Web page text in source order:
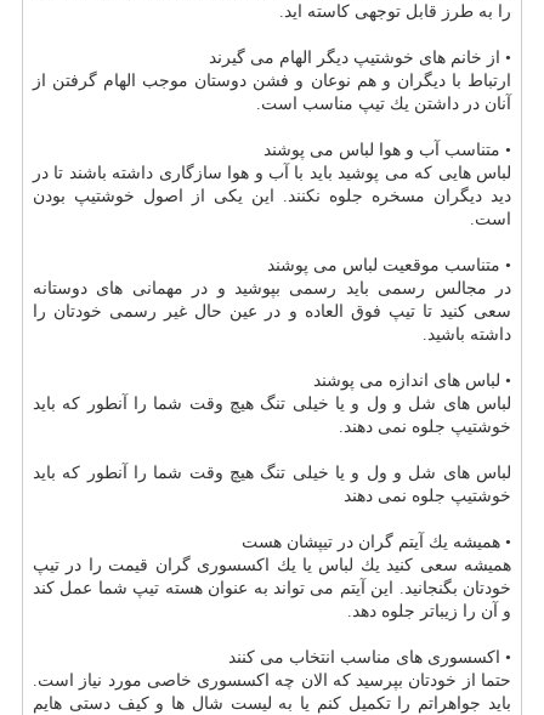
را به طرز قابل توجهی كاسته اید.
• از خانم های خوشتیپ دیگر الهام می گیرند
ارتباط با دیگران و هم نوعان و فشن دوستان موجب الهام گرفتن از
آنان در داشتن یك تیپ مناسب است.
• متناسب آب و هوا لباس می پوشند
لباس هایی كه می پوشید باید با آب و هوا سازگاری داشته باشند تا در
دید دیگران مسخره جلوه نكنند. این یكی از اصول خوشتیپ بودن
است.
• متناسب موقعیت لباس می پوشند
در مجالس رسمی باید رسمی بپوشید و در مهمانی های دوستانه
سعی كنید تا تیپ فوق العاده و در عین حال غیر رسمی خودتان را
داشته باشید.
• لباس های اندازه می پوشند
لباس های شل و ول و یا خیلی تنگ هیچ وقت شما را آنطور كه باید
خوشتیپ جلوه نمی دهند.
لباس های شل و ول و یا خیلی تنگ هیچ وقت شما را آنطور كه باید
خوشتیپ جلوه نمی دهند
• همیشه یك آیتم گران در تیپشان هست
همیشه سعی كنید یك لباس یا یك اكسسوری گران قیمت را در تیپ
خودتان بگنجانید. این آیتم می تواند به عنوان هسته تیپ شما عمل كند
و آن را زیباتر جلوه دهد.
• اكسسوری های مناسب انتخاب می كنند
حتما از خودتان بپرسید كه الان چه اكسسوری خاصی مورد نیاز است.
باید جواهراتم را تكمیل كنم یا به لیست شال ها و كیف دستی هایم